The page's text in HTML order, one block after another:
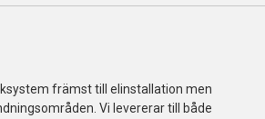
främst till elinstallation men
Vi levererar till både